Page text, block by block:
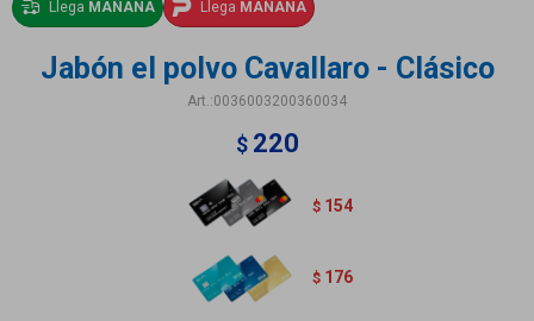
Llega MAÑANA Llega MAÑANA
Jabón el polvo Cavallaro - Clásico
0036003200360034
$ 220
$ 154
$ 176